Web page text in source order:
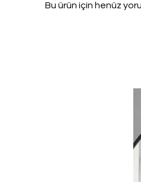
Bu ürün için henüz